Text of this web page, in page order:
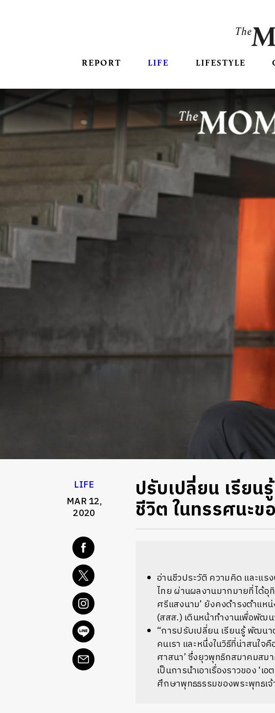
REPORT LIFE LIFESTYLE
LIFE
MAR 12,
2020
ปรับเปลี่ยน เรีย
ชีวิต ในทรรศนะ
อ่านชีวประวัติ ความคิด และแ
ไทย ผ่านผลงานมากมายที่ได้
ศรีแสงนาม’ ยังคงดำรงตำแ
(สสส.) เดินหน้าทำงานเพื่อพัฒ
“การปรับเปลี่ยน เรียนรู้ พัฒนา
คนเรา และหนึ่งในวิธีที่น่าสนใจ
ศาสนา’ ซึ่งยุวพุทธิกสมาคมสม
เป็นการนำเอาเรื่องราวของ ‘
ศึกษาพุทธธรรมของพระพุทธเจ้